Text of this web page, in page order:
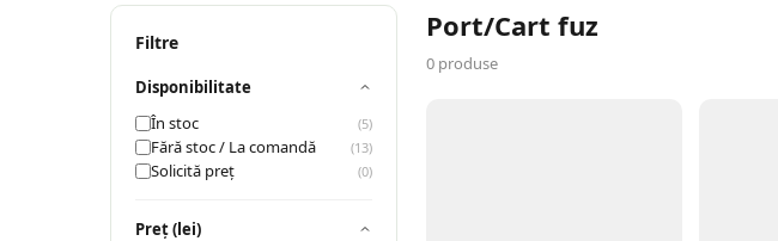
Filtre
Disponibilitate
În stoc
(5)
Fără stoc / La comandă (13)
Solicită preț (0)
Preț (lei)
Port/Cart fuz
0 produse